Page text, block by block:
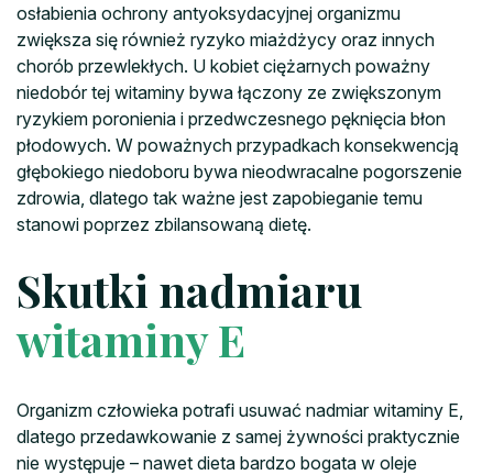
osłabienia ochrony antyoksydacyjnej organizmu
zwiększa się również ryzyko miażdżycy oraz innych
chorób przewlekłych. U kobiet ciężarnych poważny
niedobór tej witaminy bywa łączony ze zwiększonym
ryzykiem poronienia i przedwczesnego pęknięcia błon
płodowych. W poważnych przypadkach konsekwencją
głębokiego niedoboru bywa nieodwracalne pogorszenie
zdrowia, dlatego tak ważne jest zapobieganie temu
stanowi poprzez zbilansowaną dietę.
Skutki nadmiaru
witaminy E
Organizm człowieka potrafi usuwać nadmiar witaminy E,
dlatego przedawkowanie z samej żywności praktycznie
nie występuje – nawet dieta bardzo bogata w oleje